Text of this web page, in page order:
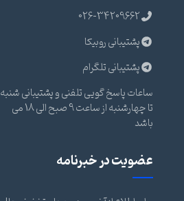
026-34209662
پشتیبانی روبیکا
پشتیبانی تلگرام
ساعات پاسخ گویی تلفنی و پشتیبانی شنبه
تا چهارشنبه از ساعت 9 صبح الی 18 می
باشد
عضویت در خبرنامه